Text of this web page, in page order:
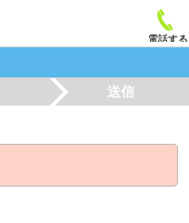
電話する
送信